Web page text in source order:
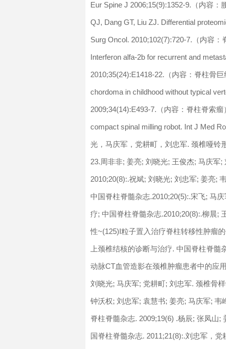
Eur Spine J 2006;15(9):1352-9.（内容：
QJ, Dang GT, Liu ZJ. Differential
Surg Oncol. 2010;102(7):720-7.（内容
Interferon alfa-2b for recurrent and
2010;35(24):E1418-22.（内容：脊柱骨
chordoma in childhood without typical
2009;34(14):E493-7.（内容：脊柱脊索
compact spinal milling robot. Int J Med
光，马庆军，党耕町，刘忠军. 颈椎哑铃
23.周非非; 姜亮; 刘晓光; 王俊杰; 马庆军
2010;20(8):.祝斌; 刘晓光; 刘忠军; 姜亮;
中国脊柱脊髓杂志.2010;20(5):.宋飞; 马
疗; 中国脊柱脊髓杂志.2010;20(8):.柳晨;
性~(125)I粒子置入治疗脊柱转移性肿瘤
上颈椎结核的诊断与治疗. 中国脊柱脊
动脉CT血管造影在颈椎肿瘤患者中的应
刘晓光; 马庆军; 党耕町; 刘忠军. 颈椎骨
钟沃权; 刘忠军; 袁慧书; 姜亮; 马庆军;
脊柱脊髓杂志. 2009;19(6) .杨辰; 张凤山
国脊柱脊髓杂志. 2011;21(8):.刘忠军，